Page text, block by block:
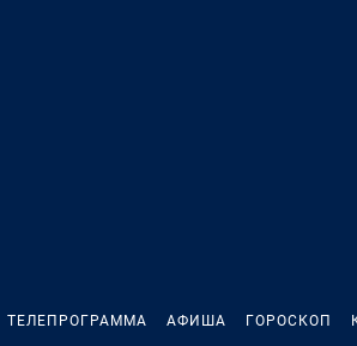
ТЕЛЕПРОГРАММА АФИША ГОРОСКОП